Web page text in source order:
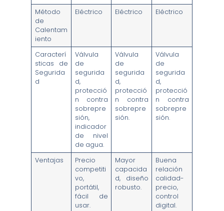
Método
de
Calentam
iento
Eléctrico Eléctrico Eléctrico
Caracterí
sticas de
Segurida
d
Válvula
de
segurida
d,
protecció
n contra
sobrepre
sión,
indicador
de nivel
de agua.
Válvula
de
segurida
d,
protecció
n contra
sobrepre
sión.
Válvula
de
segurida
d,
protecció
n contra
sobrepre
sión.
Ventajas
Precio
competiti
vo,
portátil,
fácil de
usar.
Mayor
capacida
d, diseño
robusto.
Buena
relación
calidad-
precio,
control
digital.